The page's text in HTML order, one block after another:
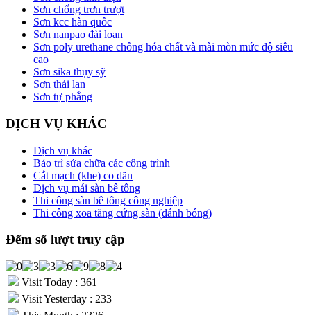
Sơn chống trơn trượt
Sơn kcc hàn quốc
Sơn nanpao đài loan
Sơn poly urethane chống hóa chất và mài mòn mức độ siêu
cao
Sơn sika thụy sỹ
Sơn thái lan
Sơn tự phẳng
DỊCH VỤ KHÁC
Dịch vụ khác
Bảo trì sửa chữa các công trình
Cắt mạch (khe) co dãn
Dịch vụ mái sàn bê tông
Thi công sàn bê tông công nghiệp
Thi công xoa tăng cứng sàn (đánh bóng)
Đếm số lượt truy cập
Visit Today : 361
Visit Yesterday : 233